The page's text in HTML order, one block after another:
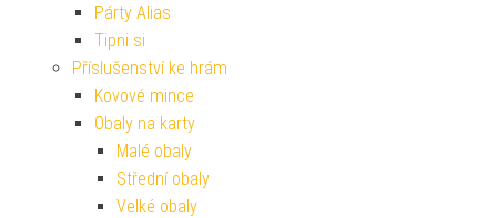
Párty Alias
Tipni si
Příslušenství ke hrám
Kovové mince
Obaly na karty
Malé obaly
Střední obaly
Velké obaly